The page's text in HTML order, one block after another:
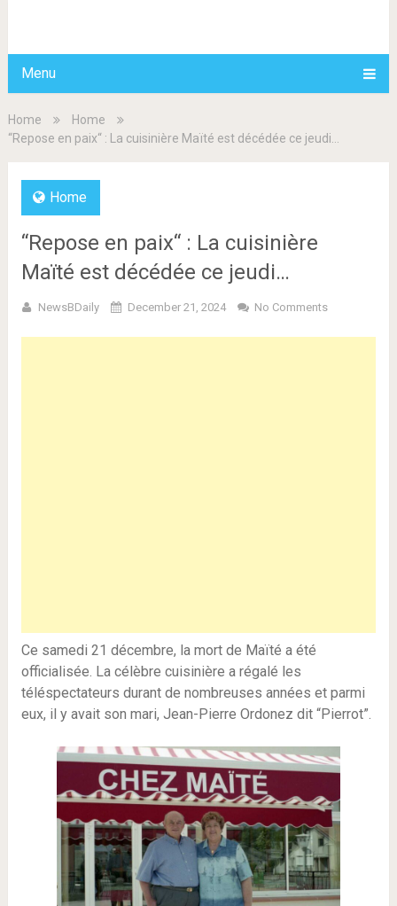
Menu
Home
Home
“Repose en paix“ : La cuisinière Maïté est décédée ce jeudi…
Home
“Repose en paix“ : La cuisinière
Maïté est décédée ce jeudi…
NewsBDaily December 21, 2024 No Comments
Ce samedi 21 décembre, la mort de Maïté a été
officialisée. La célèbre cuisinière a régalé les
téléspectateurs durant de nombreuses années et parmi
eux, il y avait son mari, Jean-Pierre Ordonez dit “Pierrot”.